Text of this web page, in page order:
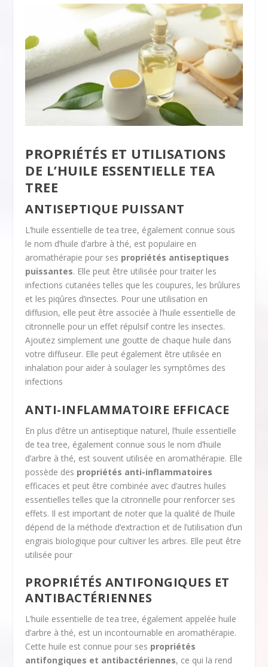
PROPRIÉTÉS ET UTILISATIONS
DE L’HUILE ESSENTIELLE TEA
TREE
ANTISEPTIQUE PUISSANT
L’huile essentielle de tea tree, également connue sous
le nom d’huile d’arbre à thé, est populaire en
aromathérapie pour ses propriétés antiseptiques
puissantes. Elle peut être utilisée pour traiter les
infections cutanées telles que les coupures, les brûlures
et les piqûres d’insectes. Pour une utilisation en
diffusion, elle peut être associée à l’huile essentielle de
citronnelle pour un effet répulsif contre les insectes.
Ajoutez simplement une goutte de chaque huile dans
votre diffuseur. Elle peut également être utilisée en
inhalation pour aider à soulager les symptômes des
infections
ANTI-INFLAMMATOIRE EFFICACE
En plus d’être un antiseptique naturel, l’huile essentielle
de tea tree, également connue sous le nom d’huile
d’arbre à thé, est souvent utilisée en aromathérapie. Elle
possède des propriétés anti-inflammatoires
efficaces et peut être combinée avec d’autres huiles
essentielles telles que la citronnelle pour renforcer ses
effets. Il est important de noter que la qualité de l’huile
dépend de la méthode d’extraction et de l’utilisation d’un
engrais biologique pour cultiver les arbres. Elle peut être
utilisée pour
PROPRIÉTÉS ANTIFONGIQUES ET
ANTIBACTÉRIENNES
L’huile essentielle de tea tree, également appelée huile
d’arbre à thé, est un incontournable en aromathérapie.
Cette huile est connue pour ses propriétés
antifongiques et antibactériennes, ce qui la rend